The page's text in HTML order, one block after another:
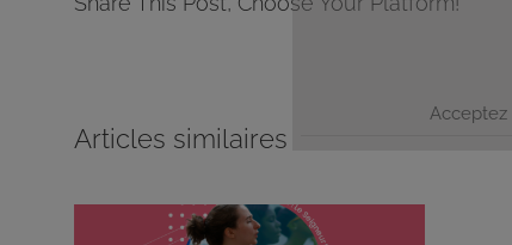
Acceptez
Articles similaires